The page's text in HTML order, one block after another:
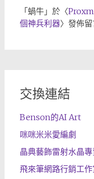
「 蝸牛」於〈
個神兵利器〉發佈
交換連結
Benson的AI Art
咪咪米米愛編劇
晶典藝飾雷射水晶
飛來筆網路行銷工作